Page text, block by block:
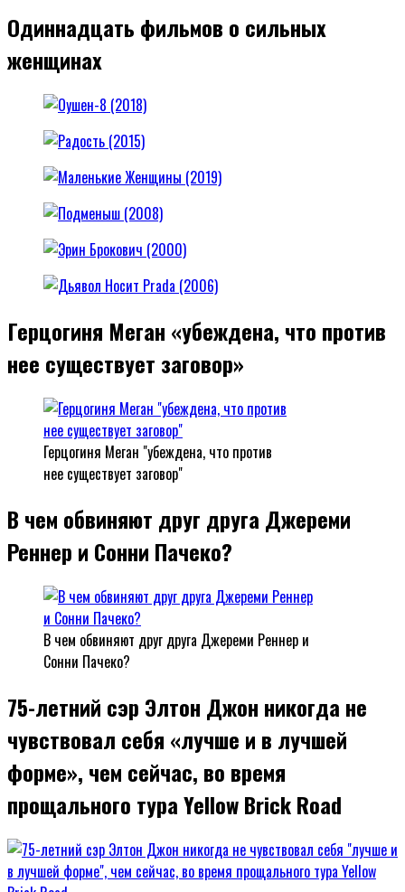
Одиннадцать фильмов о сильных
женщинах
Герцогиня Меган «убеждена, что против
нее существует заговор»
Герцогиня Меган "убеждена, что против
нее существует заговор"
В чем обвиняют друг друга Джереми
Реннер и Сонни Пачеко?
В чем обвиняют друг друга Джереми Реннер и
Сонни Пачеко?
75-летний сэр Элтон Джон никогда не
чувствовал себя «лучше и в лучшей
форме», чем сейчас, во время
прощального тура Yellow Brick Road